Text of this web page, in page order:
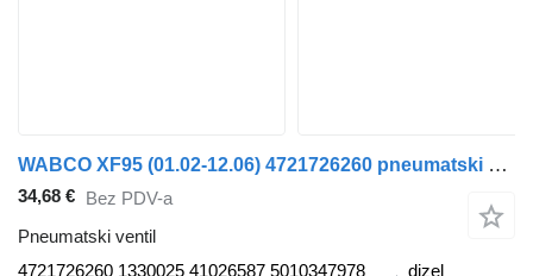
WABCO XF95 (01.02-12.06) 4721726260 pneumatski ventil za DAF XF95, XF105 (2001-2014) kamiona
34,68 € Bez PDV-a
Pneumatski ventil
4721726260 1330025 41026587 5010347978
dizel